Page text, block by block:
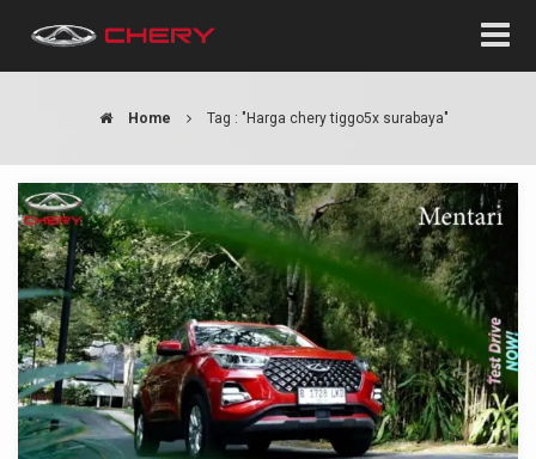
Home Tag : "Harga chery tiggo5x surabaya"